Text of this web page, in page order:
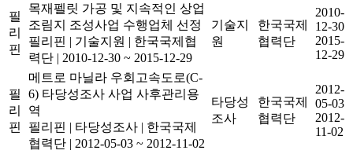
필
리
핀
목재펠릿 가공 및 지속적인 상업
조림지 조성사업 수행업체 선정
필리핀 | 기술지원 | 한국국제협
력단 | 2010-12-30 ~ 2015-12-29
기술지
원
한국국제
협력단
2010-
12-30
2015-
12-29
필
리
핀
메트로 마닐라 우회고속도로(C-
6) 타당성조사 사업 사후관리용
역
필리핀 | 타당성조사 | 한국국제
협력단 | 2012-05-03 ~ 2012-11-02
타당성
조사
한국국제
협력단
2012-
05-03
2012-
11-02